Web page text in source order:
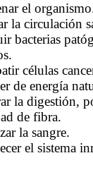
el
la circulación
bacterias
células
de energía
la digestión,
de fibra.
la sangre.
el sistema